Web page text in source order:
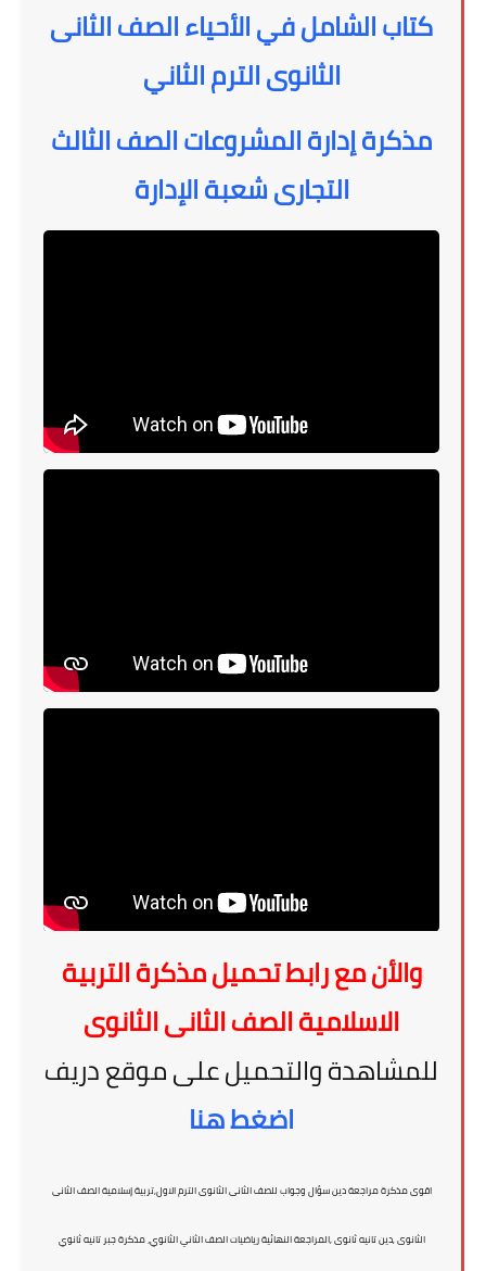
كتاب الشامل في الأحياء الصف الثانى
الثانوى الترم الثاني
مذكرة إدارة المشروعات الصف الثالث
التجارى شعبة الإدارة
والأن مع رابط تحميل مذكرة التربية
الاسلامية الصف الثانى الثانوى
للمشاهدة والتحميل على موقع دريف
اضغط هنا
اقوى مذكرة مراجعة دين سؤال وجواب للصف الثانى الثانوى الترم الاول,تربية إسلامية الصف الثانى
الثانوى ,دين تانيه ثانوى ,المراجعة النهائية رياضيات الصف الثاني الثانوي، مذكرة جبر تانيه ثانوي